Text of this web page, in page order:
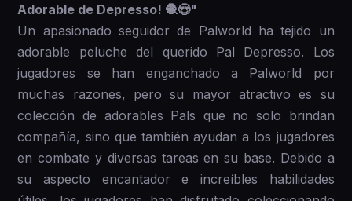
Adorable de Depresso! 🧶😍"
Un apasionado seguidor de Palworld ha tejido un
adorable peluche del querido Pal Depresso. Los
jugadores se han enganchado a Palworld por
muchas razones, pero su mayor atractivo es su
colección de adorables Pals que no solo brindan
compañía, sino que también ayudan a los jugadores
en combate y diversas tareas en su base. Debido a
su aspecto encantador e increíbles habilidades